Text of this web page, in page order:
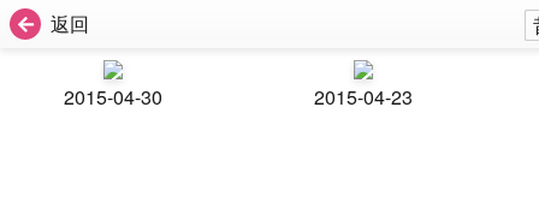
返回
2015-04-30 2015-04-23